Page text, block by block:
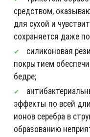
средством,
для сухой и
сохраняется даже
силиконовая
покрытием
бедре;
эффекты по всей
ионов серебра в
образованию